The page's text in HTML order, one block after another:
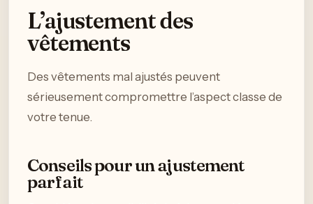
L’ajustement des
vêtements
Des vêtements mal ajustés peuvent
sérieusement compromettre l’aspect classe de
votre tenue.
Conseils pour un ajustement
parfait